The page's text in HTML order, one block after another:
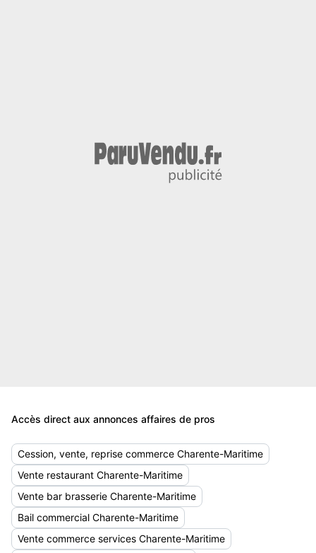
Accès direct aux annonces affaires de pros
Cession, vente, reprise commerce Charente-Maritime
Vente restaurant Charente-Maritime
Vente bar brasserie Charente-Maritime
Bail commercial Charente-Maritime
Vente commerce services Charente-Maritime